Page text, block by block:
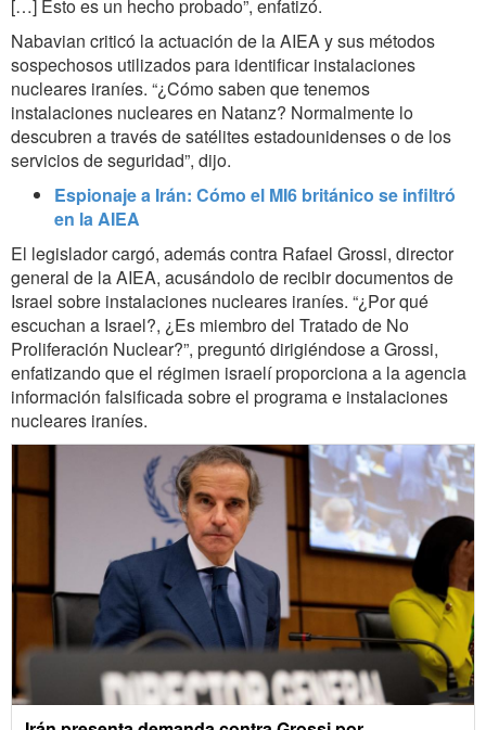
[…] Esto es un hecho probado”, enfatizó.
Nabavian criticó la actuación de la AIEA y sus métodos
sospechosos utilizados para identificar instalaciones
nucleares iraníes. “¿Cómo saben que tenemos
instalaciones nucleares en Natanz? Normalmente lo
descubren a través de satélites estadounidenses o de los
servicios de seguridad”, dijo.
Espionaje a Irán: Cómo el MI6 británico se infiltró
en la AIEA
El legislador cargó, además contra Rafael Grossi, director
general de la AIEA, acusándolo de recibir documentos de
Israel sobre instalaciones nucleares iraníes. “¿Por qué
escuchan a Israel?, ¿Es miembro del Tratado de No
Proliferación Nuclear?”, preguntó dirigiéndose a Grossi,
enfatizando que el régimen israelí proporciona a la agencia
información falsificada sobre el programa e instalaciones
nucleares iraníes.